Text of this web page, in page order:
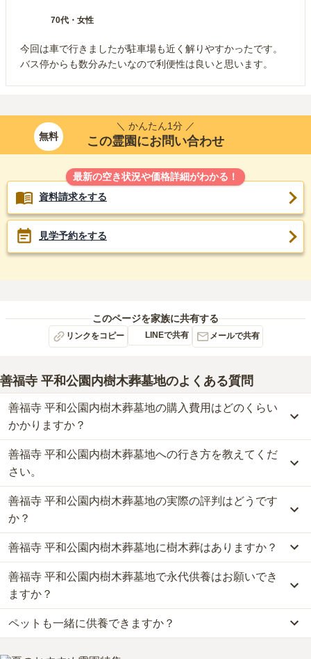
70代 ・ 女性
今回は車で行きましたが駐車場も近く解りやすかったです。
バス停からも数分みたいなので利便性は良いと思います。
無料
＼ かんたん1分 ／
この霊園にお問い合わせ
最新の空き状況や価格詳細がわかる！
資料請求をする
見学予約をする
このページを家族に共有する
リンクをコピー LINEで共有 メールで共有
善福寺 平和公園内樹木葬墓地のよくある質問
善福寺 平和公園内樹木葬墓地の購入費用はどのくらい
かかりますか？
善福寺 平和公園内樹木葬墓地では、樹木葬が約50万円から、永代
供養墓が約10万円からお求めいただけます。
なお、善福寺 平和公園内樹木葬墓地がある愛知県の相場は、樹木葬
が約63万円、永代供養墓が約63万円です。
お墓は、価格が高いものがよい、安いものが悪い、という訳ではあ
りません。大切なのは、ご家族が心から納得し、安心してお参りで
きる場所を選ぶことです。
善福寺 平和公園内樹木葬墓地への行き方を教えてくだ
さい。
公共交通機関の場合、市バス「平和公園」停留所下車徒歩約4分で
す。
詳しいルートや地図は、本ページの「地図・交通アクセス」欄をご
確認ください。
善福寺 平和公園内樹木葬墓地の実際の評判はどうです
か？
当サイトに寄せられた総合評価は、4.5点です。特に交通利便性、
設備・環境、管理状況が高く評価されています。
利用者様からは「周辺には食事する所はない様でしたが、最寄り駅
には店が多くあります。
かなり広いので散歩や広場もあって子ども連れも良いと思いま
す。」といったお声をいただいております。
善福寺 平和公園内樹木葬墓地に樹木葬はありますか？
はい、善福寺 平和公園内樹木葬墓地には1種類の樹木葬がございま
す。
費用は、約50万円からとなっております。
善福寺 平和公園内樹木葬墓地がある愛知県の樹木葬の相場価格は、
約63万円です。
樹木葬
について詳しく知りたい方は『
善福寺 平和公園内樹木葬墓地で永代供養はお願いでき
ますか？
はい、善福寺 平和公園内樹木葬墓地は永代供養に対応しています。
費用は、約10万円からとなっております。
善福寺 平和公園内樹木葬墓地がある愛知県の永代供養墓の相場価格
ペットも一緒に供養できますか？
はい、善福寺 平和公園内樹木葬墓地はペット供養に対応しておりま